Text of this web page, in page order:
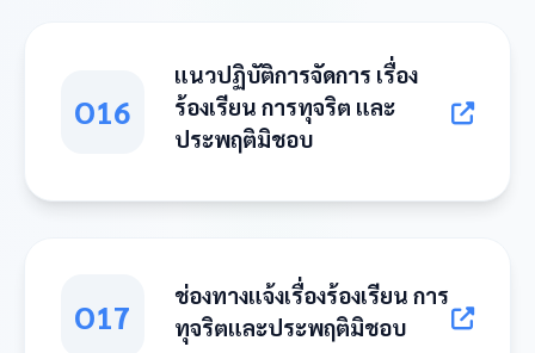
O16
แนวปฏิบัติการจัดการ เรื่อง
ร้องเรียน การทุจริต และ
ประพฤติมิชอบ
O17
ช่องทางแจ้งเรื่องร้องเรียน การ
ทุจริตและประพฤติมิชอบ